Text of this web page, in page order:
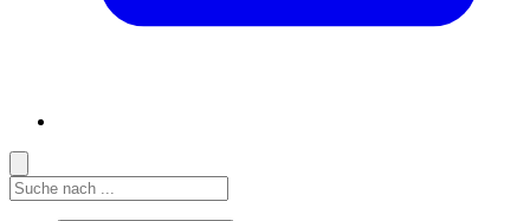
Suche
Suche